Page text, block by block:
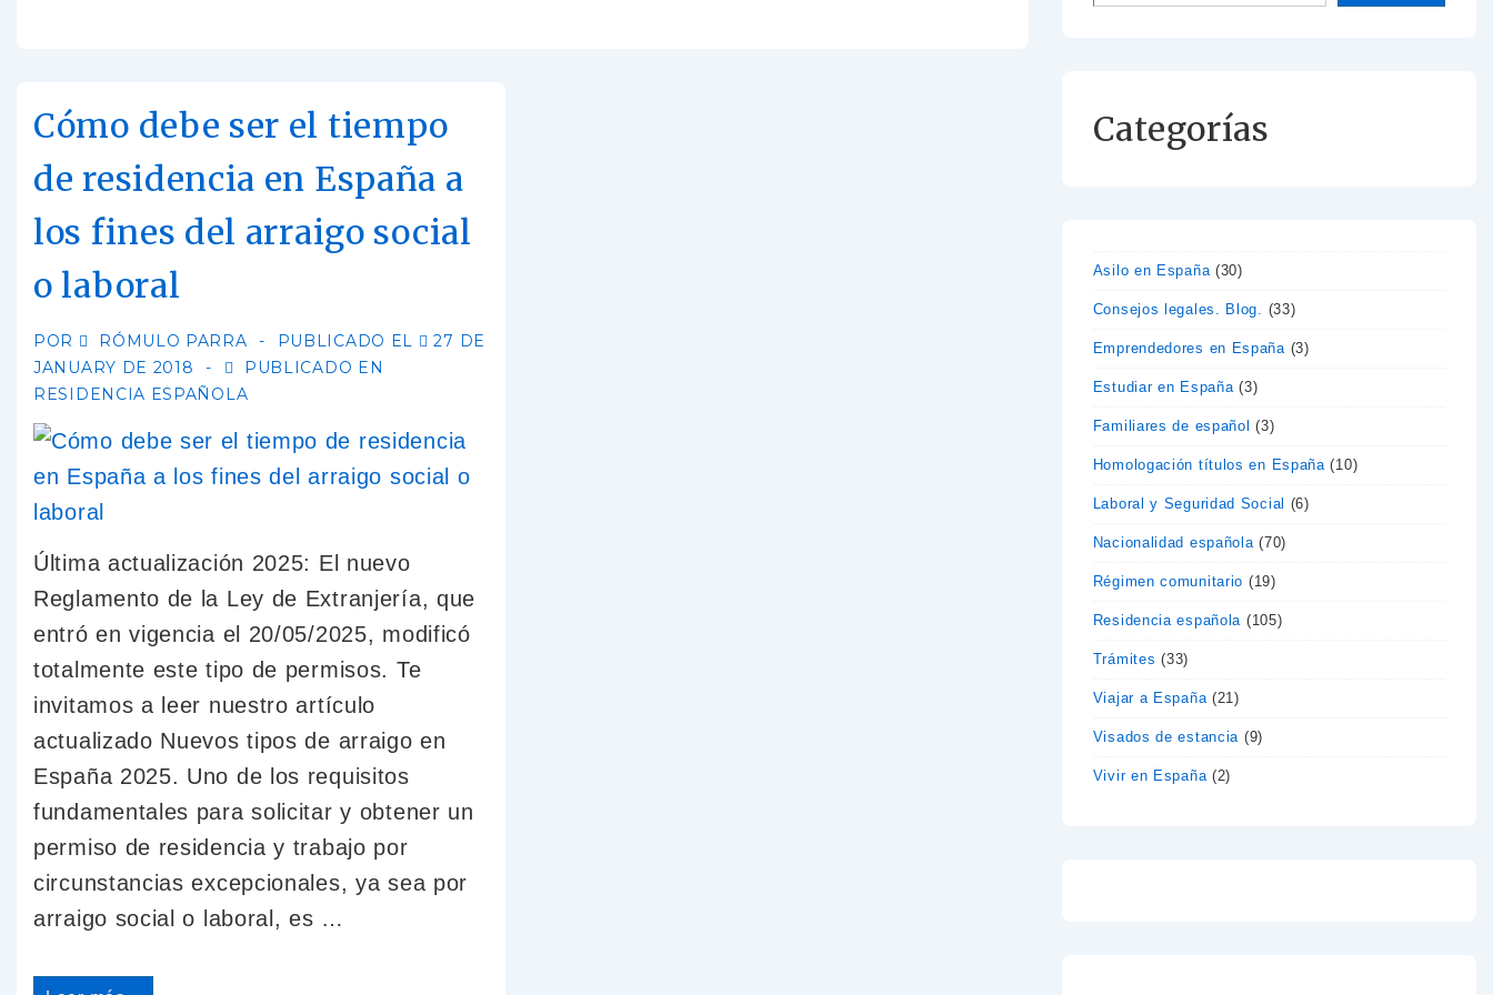
Cómo debe ser el tiempo
de residencia en España a
los fines del arraigo social
o laboral
POR RÓMULO PARRA PUBLICADO EL
27 DE
JANUARY DE 2018
PUBLICADO EN
RESIDENCIA ESPAÑOLA
Última actualización 2025: El nuevo
Reglamento de la Ley de Extranjería, que
entró en vigencia el 20/05/2025, modificó
totalmente este tipo de permisos. Te
invitamos a leer nuestro artículo
actualizado Nuevos tipos de arraigo en
España 2025. Uno de los requisitos
fundamentales para solicitar y obtener un
permiso de residencia y trabajo por
circunstancias excepcionales, ya sea por
arraigo social o laboral, es …
Categorías
Asilo en España(30)
Consejos legales. Blog. (33)
Emprendedores en España(3)
Estudiar en España(3)
Familiares de español (3)
Homologación títulos en España(10)
Laboral y Seguridad Social (6)
Nacionalidad española(70)
Régimen comunitario (19)
Residencia española (105)
Trámites (33)
Viajar a España(21)
Visados de estancia (9)
Vivir en España(2)